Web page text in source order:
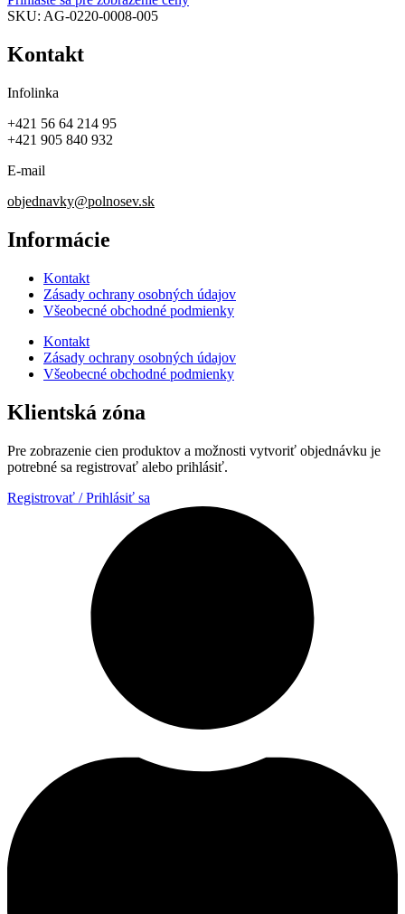
SKU: AG-0220-0008-005
Kontakt
Infolinka
+421 56 64 214 95
+421 905 840 932
E-mail
objednavky@polnosev.sk
Informácie
Kontakt
Zásady ochrany osobných údajov
Všeobecné obchodné podmienky
Kontakt
Zásady ochrany osobných údajov
Všeobecné obchodné podmienky
Klientská zóna
Pre zobrazenie cien produktov a možnosti vytvoriť objednávku je
potrebné sa registrovať alebo prihlásiť.
Registrovať / Prihlásiť sa